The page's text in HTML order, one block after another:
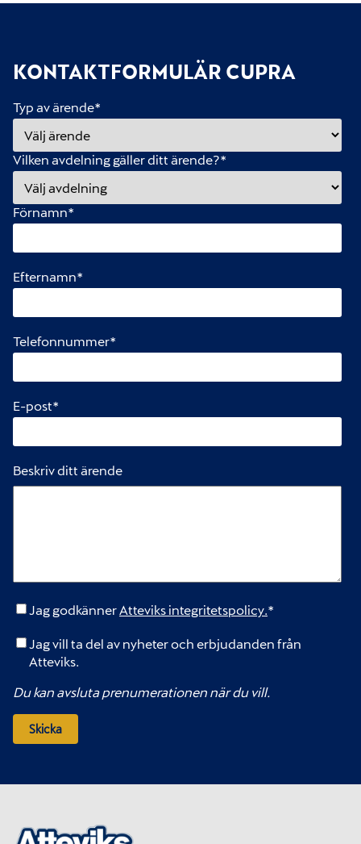
KONTAKTFORMULÄR CUPRA
Typ av ärende*
Vilken avdelning gäller ditt ärende?*
Förnamn*
Efternamn*
Telefonnummer*
E-post*
Beskriv ditt ärende
Jag godkännerAtteviks integritetspolicy.*
Jag vill ta del av nyheter och erbjudanden från
Atteviks.
Du kan avsluta prenumerationen när du vill.